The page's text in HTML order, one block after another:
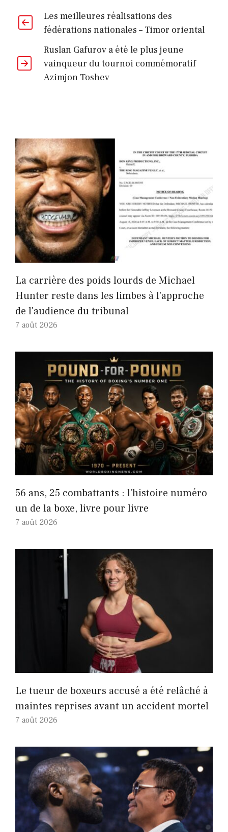
Les meilleures réalisations des
fédérations nationales – Timor oriental
Ruslan Gafurov a été le plus jeune
vainqueur du tournoi commémoratif
Azimjon Toshev
La carrière des poids lourds de Michael
Hunter reste dans les limbes à l'approche
de l'audience du tribunal
7 août 2026
56 ans, 25 combattants : l'histoire numéro
un de la boxe, livre pour livre
7 août 2026
Le tueur de boxeurs accusé a été relâché à
maintes reprises avant un accident mortel
7 août 2026